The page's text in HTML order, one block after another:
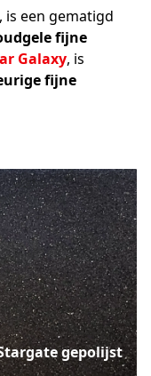
is een gematigd
fijne
Galaxy, is
fijne
gepolijst